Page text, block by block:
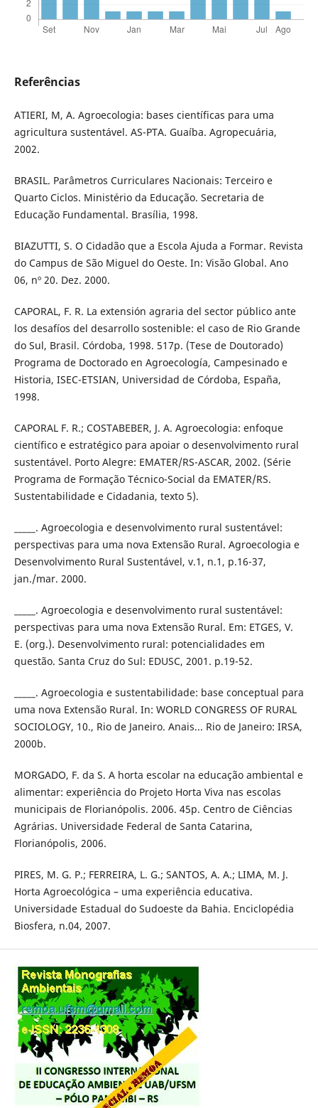
Referências
ATIERI, M, A. Agroecologia: bases científicas para uma
agricultura sustentável. AS-PTA. Guaíba. Agropecuária,
2002.
BRASIL. Parâmetros Curriculares Nacionais: Terceiro e
Quarto Ciclos. Ministério da Educação. Secretaria de
Educação Fundamental. Brasília, 1998.
BIAZUTTI, S. O Cidadão que a Escola Ajuda a Formar. Revista
do Campus de São Miguel do Oeste. In: Visão Global. Ano
06, nº 20. Dez. 2000.
CAPORAL, F. R. La extensión agraria del sector público ante
los desafíos del desarrollo sostenible: el caso de Rio Grande
do Sul, Brasil. Córdoba, 1998. 517p. (Tese de Doutorado)
Programa de Doctorado en Agroecología, Campesinado e
Historia, ISEC-ETSIAN, Universidad de Córdoba, España,
1998.
CAPORAL F. R.; COSTABEBER, J. A. Agroecologia: enfoque
científico e estratégico para apoiar o desenvolvimento rural
sustentável. Porto Alegre: EMATER/RS-ASCAR, 2002. (Série
Programa de Formação Técnico-Social da EMATER/RS.
Sustentabilidade e Cidadania, texto 5).
_____. Agroecologia e desenvolvimento rural sustentável:
perspectivas para uma nova Extensão Rural. Agroecologia e
Desenvolvimento Rural Sustentável, v.1, n.1, p.16-37,
jan./mar. 2000.
_____. Agroecologia e desenvolvimento rural sustentável:
perspectivas para uma nova Extensão Rural. Em: ETGES, V.
E. (org.). Desenvolvimento rural: potencialidades em
questão. Santa Cruz do Sul: EDUSC, 2001. p.19-52.
_____. Agroecologia e sustentabilidade: base conceptual para
uma nova Extensão Rural. In: WORLD CONGRESS OF RURAL
SOCIOLOGY, 10., Rio de Janeiro. Anais... Rio de Janeiro: IRSA,
2000b.
MORGADO, F. da S. A horta escolar na educação ambiental e
alimentar: experiência do Projeto Horta Viva nas escolas
municipais de Florianópolis. 2006. 45p. Centro de Ciências
Agrárias. Universidade Federal de Santa Catarina,
Florianópolis, 2006.
PIRES, M. G. P.; FERREIRA, L. G.; SANTOS, A. A.; LIMA, M. J.
Horta Agroecológica – uma experiência educativa.
Universidade Estadual do Sudoeste da Bahia. Enciclopédia
Biosfera, n.04, 2007.